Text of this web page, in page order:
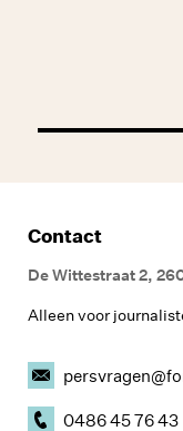
Contact
De Wittestraat 2,
Alleen voor
0486 45 76 43